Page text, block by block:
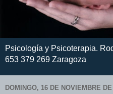
Psicología y Psicoterapia.
653 379 269 Zaragoza
DOMINGO, 16 DE NOVIEMBRE